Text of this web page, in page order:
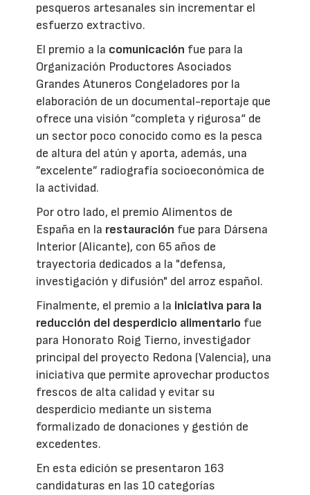
pesqueros artesanales sin incrementar el
esfuerzo extractivo.
El premio a la comunicación fue para la
Organización Productores Asociados
Grandes Atuneros Congeladores por la
elaboración de un documental-reportaje que
ofrece una visión ”completa y rigurosa“ de
un sector poco conocido como es la pesca
de altura del atún y aporta, además, una
”excelente” radiografía socioeconómica de
la actividad.
Por otro lado, el premio Alimentos de
España en la restauración fue para Dársena
Interior (Alicante), con 65 años de
trayectoria dedicados a la "defensa,
investigación y difusión" del arroz español.
Finalmente, el premio a la iniciativa para la
reducción del desperdicio alimentario fue
para Honorato Roig Tierno, investigador
principal del proyecto Redona (Valencia), una
iniciativa que permite aprovechar productos
frescos de alta calidad y evitar su
desperdicio mediante un sistema
formalizado de donaciones y gestión de
excedentes.
En esta edición se presentaron 163
candidaturas en las 10 categorías